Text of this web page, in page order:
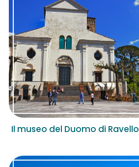
Il museo del Duomo di Ravello